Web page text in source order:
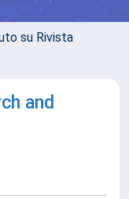
su Rivista
and